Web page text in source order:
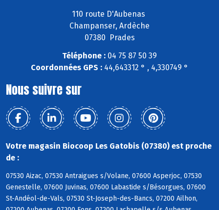
110 route D'Aubenas
Champanser, Ardèche
07380 Prades
Téléphone : 04 75 87 50 39
Coordonnées GPS : 44,643312 ° , 4,330749 °
Nous suivre sur
Votre magasin Biocoop Les Gatobis (07380) est proche
de :
07530 Aizac, 07530 Antraigues s/Volane, 07600 Asperjoc, 07530
Genestelle, 07600 Juvinas, 07600 Labastide s/Bésorgues, 07600
St-Andéol-de-Vals, 07530 St-Joseph-des-Bancs, 07200 Ailhon,